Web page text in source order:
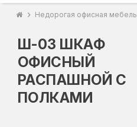
chevron_right Недорогая офисная мебель
Ш-03 ШКАФ
ОФИСНЫЙ
РАСПАШНОЙ С
ПОЛКАМИ